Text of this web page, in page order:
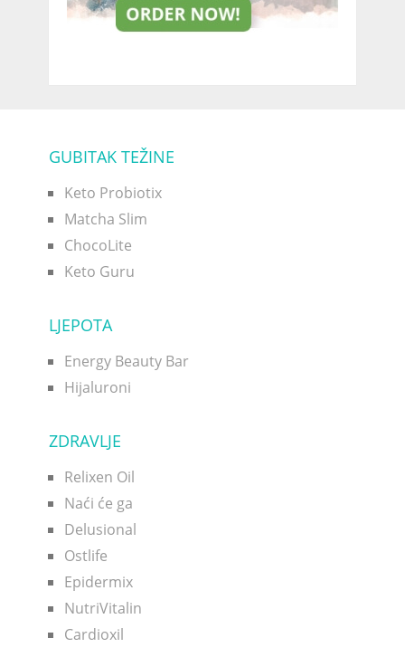
GUBITAK TEŽINE
Keto Probiotix
Matcha Slim
ChocoLite
Keto Guru
LJEPOTA
Energy Beauty Bar
Hijaluroni
ZDRAVLJE
Relixen Oil
Naći će ga
Delusional
Ostlife
Epidermix
NutriVitalin
Cardioxil